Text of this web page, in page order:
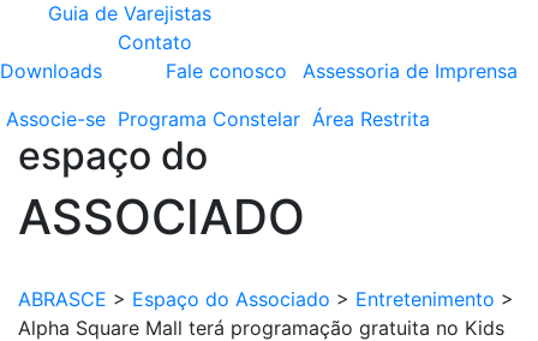
Guia de Varejistas
Downloads
Contato
Fale conosco
Assessoria de Imprensa
Associe-se Programa Constelar Área Restrita
espaço do
ASSOCIADO
ABRASCE > Espaço do Associado > Entretenimento >
Alpha Square Mall terá programação gratuita no Kids